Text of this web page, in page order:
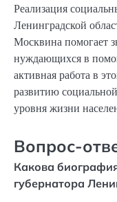
Реализация
Ленинградской
Москвина помогает
нуждающихся в
активная работа в
развитию
уровня жизни
Вопрос-
Какова
губернатора